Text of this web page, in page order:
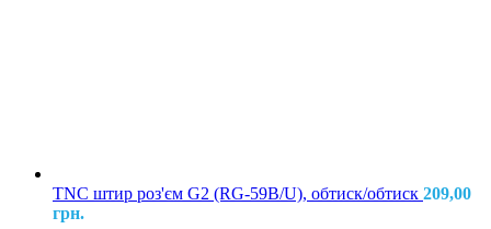
TNC штир роз'єм G2 (RG-59B/U), обтиск/обтиск 209,00
грн.